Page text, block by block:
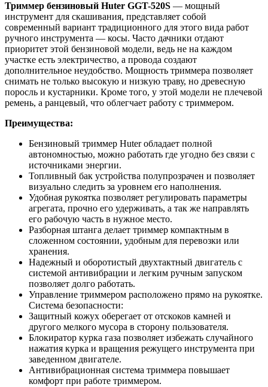
Триммер бензиновый Huter GGT-520S — мощный
инструмент для скашивания, представляет собой
современный вариант традиционного для этого вида работ
ручного инструмента — косы. Часто дачники отдают
приоритет этой бензиновой модели, ведь не на каждом
участке есть электричество, а провода создают
дополнительное неудобство. Мощность триммера позволяет
снимать не только высокую и низкую траву, но древесную
поросль и кустарники. Кроме того, у этой модели не плечевой
ремень, а ранцевый, что облегчает работу с триммером.
Преимущества:
Бензиновый триммер Huter обладает полной
автономностью, можно работать где угодно без связи с
источниками энергии.
Топливный бак устройства полупрозрачен и позволяет
визуально следить за уровнем его наполнения.
Удобная рукоятка позволяет регулировать параметры
агрегата, прочно его удерживать, а так же направлять
его рабочую часть в нужное место.
Разборная штанга делает триммер компактным в
сложенном состоянии, удобным для перевозки или
хранения.
Надежный и оборотистый двухтактный двигатель с
системой антивибрации и легким ручным запуском
позволяет долго работать.
Управление триммером расположено прямо на рукоятке.
Система безопасности:
Защитный кожух оберегает от отскоков камней и
другого мелкого мусора в сторону пользователя.
Блокиратор курка газа позволяет избежать случайного
нажатия курка и вращения режущего инструмента при
заведенном двигателе.
Антивибрационная система триммера повышает
комфорт при работе триммером.